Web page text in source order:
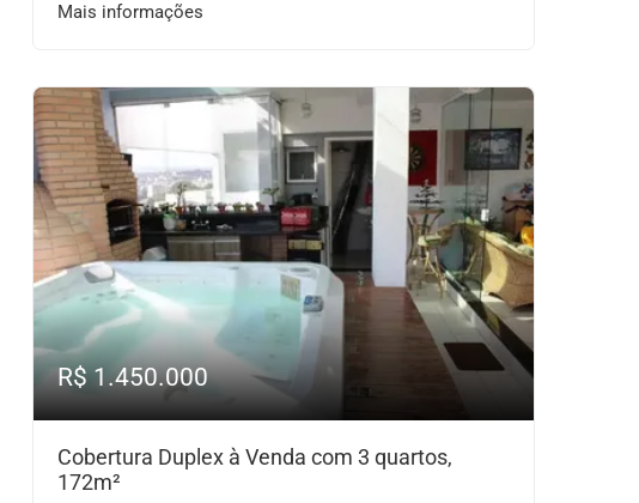
Mais informações
R$ 1.450.000
Cobertura Duplex à Venda com 3 quartos,
172m²